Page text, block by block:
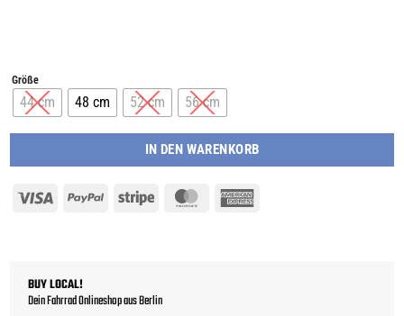
Größe
44 cm 48 cm 52 cm 56 cm
IN DEN WARENKORB
Visa PayPal Stripe MasterCard
BUY LOCAL!
Dein Fahrrad Onlineshop aus Berlin